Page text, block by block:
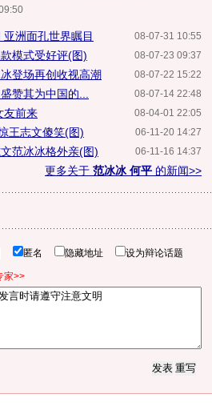
08-07-31 10:55
洲面孔世界瞩目
08-07-23 09:37
模式受好评(图)
08-07-22 15:22
登场再创收视高潮
08-07-14 22:48
赞其为中国的...
08-04-01 22:05
友前来
06-11-20 14:27
王志文傻笑(图)
06-11-16 14:37
范冰冰格外亲(图)
更多关于 范冰冰 何平 的新闻>>
匿名 隐藏地址 设为辩论话题
家>>